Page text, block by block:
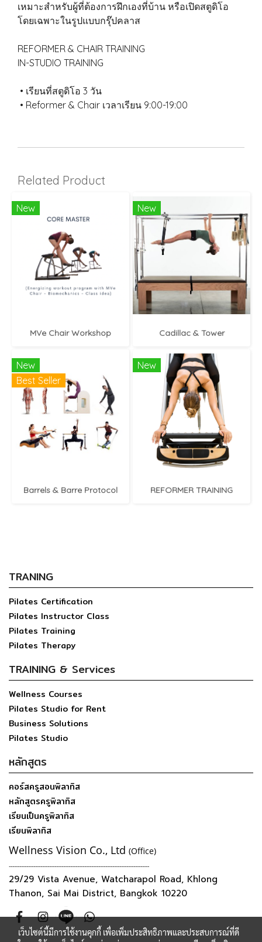
เหมาะสำหรับผู้ที่ต้องการฝึกเองที่บ้าน หรือเปิดสตูดิโอ
โดยเฉพาะในรูปแบบกรุ๊ปคลาส
REFORMER & CHAIR TRAINING
IN-STUDIO TRAINING
• เรียนที่สตูดิโอ 3 วัน
• Reformer & Chair เวลาเรียน 9:00-19:00
Related Product
New
MVe Chair Workshop
New
Cadillac & Tower
New
Best Seller
Barrels & Barre Protocol
New
REFORMER TRAINING
TRANING
Pilates Certification
Pilates Instructor Class
Pilates Training
Pilates Therapy
TRAINING & Services
Wellness Courses
Pilates Studio for Rent
Business Solutions
Pilates Studio
หลักสูตร
คอร์สครูสอนพิลาทิส
หลักสูตรครูพิลาทิส
เรียนเป็นครูพิลาทิส
เรียนพิลาทิส
Wellness Vision Co., Ltd (Office)
--------------------------------------------------------------------------------
29/29 Vista Avenue, Watcharapol Road, Khlong
Thanon, Sai Mai District, Bangkok 10220
เว็บไซต์นี้มีการใช้งานคุกกี้ เพื่อเพิ่มประสิทธิภาพและประสบการณ์ที่ดี